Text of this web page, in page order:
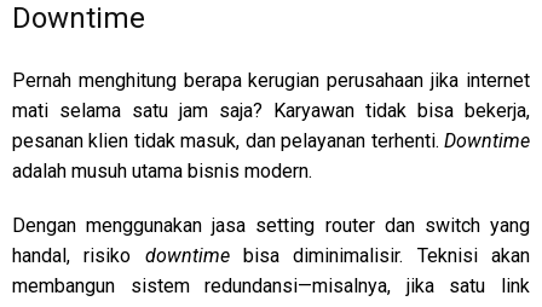
Downtime
Pernah menghitung berapa kerugian perusahaan jika internet
mati selama satu jam saja? Karyawan tidak bisa bekerja,
pesanan klien tidak masuk, dan pelayanan terhenti. Downtime
adalah musuh utama bisnis modern.
Dengan menggunakan jasa setting router dan switch yang
handal, risiko downtimebisa diminimalisir. Teknisi akan
membangun sistem redundansi—misalnya, jika satu link